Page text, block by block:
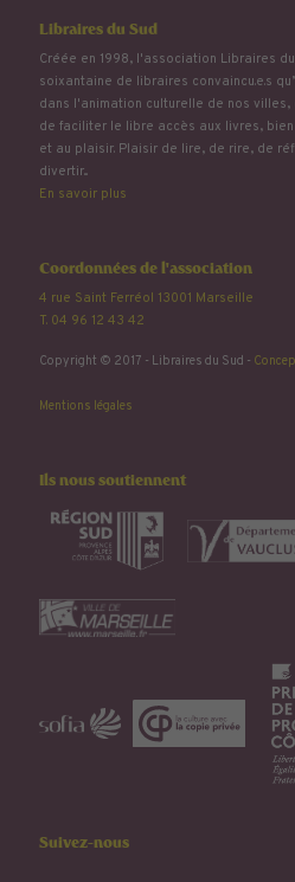
Libraires du Sud
Créée en 1998, l'association Libraires
soixantaine de libraires convaincu.e.s
dans l'animation culturelle de nos
de faciliter le libre accès aux livres,
et au plaisir. Plaisir de lire, de rire, de
divertir...
En savoir plus
Coordonnées de l'association
4 rue Saint Ferréol 13001 Marseille
T. 04 96 12 43 42
Copyright © 2017 - Libraires du Sud -
Mentions légales
Ils nous soutiennent
Suivez-nous